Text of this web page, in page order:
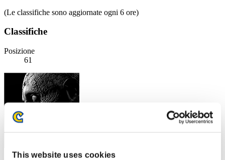
This website uses cookies
(Le classifiche sono aggiornate ogni 6 ore)
Classifiche
Posizione
61